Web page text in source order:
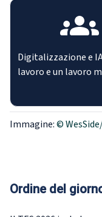
Digitalizzazione e
lavoro e un lavoro
Immagine:©
Ordine del